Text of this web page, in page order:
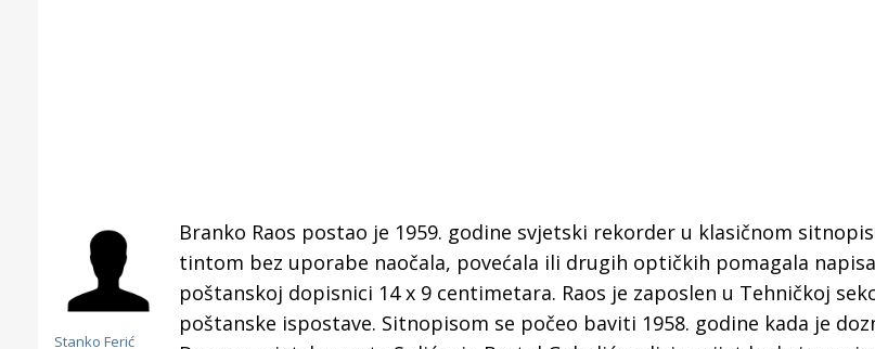
Stanko Ferić
Branko Raos postao je 1959. godine svjetski rekorder u klasičnom
tintom bez uporabe naočala, povećala ili drugih optičkih pomagala
poštanskoj dopisnici 14 x 9 centimetara. Raos je zaposlen u Tehničkoj
poštanske ispostave. Sitnopisom se počeo baviti 1958. godine kada je